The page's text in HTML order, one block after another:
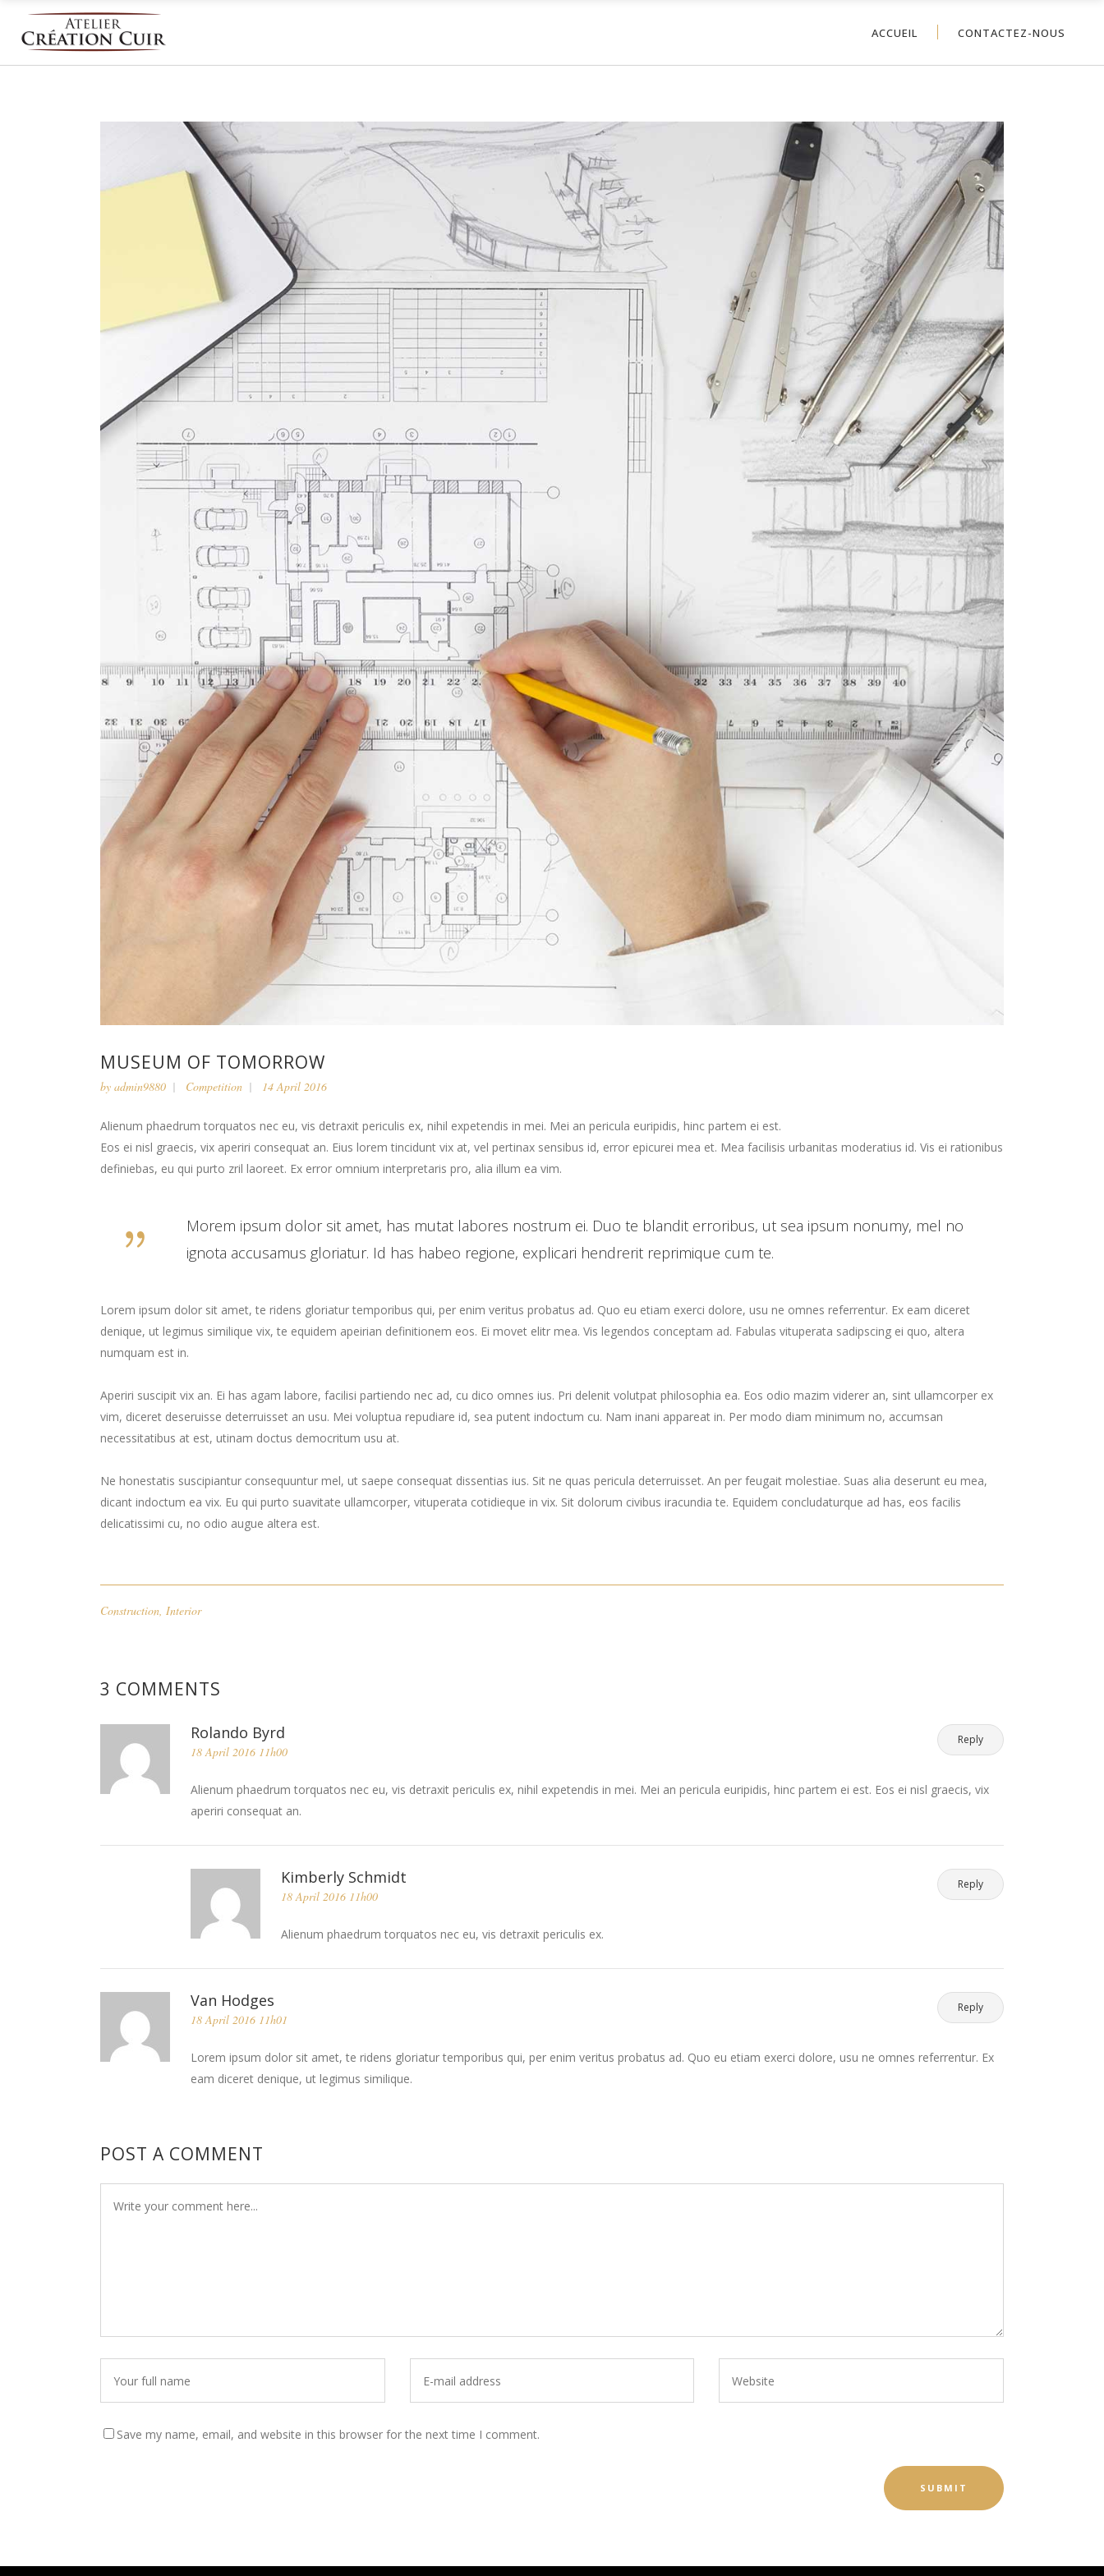
ACCUEIL CONTACTEZ-NOUS
MUSEUM OF TOMORROW
by admin9880 Competition 14 April 2016
Alienum phaedrum torquatos nec eu, vis detraxit periculis ex, nihil expetendis in mei. Mei an pericula euripidis, hinc partem ei est.
Eos ei nisl graecis, vix aperiri consequat an. Eius lorem tincidunt vix at, vel pertinax sensibus id, error epicurei mea et. Mea facilisis urbanitas moderatius id. Vis ei rationibus
definiebas, eu qui purto zril laoreet. Ex error omnium interpretaris pro, alia illum ea vim.
Morem ipsum dolor sit amet, has mutat labores nostrum ei. Duo te blandit erroribus, ut sea ipsum nonumy, mel no
ignota accusamus gloriatur. Id has habeo regione, explicari hendrerit reprimique cum te.
Lorem ipsum dolor sit amet, te ridens gloriatur temporibus qui, per enim veritus probatus ad. Quo eu etiam exerci dolore, usu ne omnes referrentur. Ex eam diceret
denique, ut legimus similique vix, te equidem apeirian definitionem eos. Ei movet elitr mea. Vis legendos conceptam ad. Fabulas vituperata sadipscing ei quo, altera
numquam est in.
Aperiri suscipit vix an. Ei has agam labore, facilisi partiendo nec ad, cu dico omnes ius. Pri delenit volutpat philosophia ea. Eos odio mazim viderer an, sint ullamcorper ex
vim, diceret deseruisse deterruisset an usu. Mei voluptua repudiare id, sea putent indoctum cu. Nam inani appareat in. Per modo diam minimum no, accumsan
necessitatibus at est, utinam doctus democritum usu at.
Ne honestatis suscipiantur consequuntur mel, ut saepe consequat dissentias ius. Sit ne quas pericula deterruisset. An per feugait molestiae. Suas alia deserunt eu mea,
dicant indoctum ea vix. Eu qui purto suavitate ullamcorper, vituperata cotidieque in vix. Sit dolorum civibus iracundia te. Equidem concludaturque ad has, eos facilis
delicatissimi cu, no odio augue altera est.
Construction, Interior
3 COMMENTS
Rolando Byrd
18 April 2016 11h00
Reply
Alienum phaedrum torquatos nec eu, vis detraxit periculis ex, nihil expetendis in mei. Mei an pericula euripidis, hinc partem ei est. Eos ei nisl graecis, vix
aperiri consequat an.
Kimberly Schmidt
18 April 2016 11h00
Reply
Alienum phaedrum torquatos nec eu, vis detraxit periculis ex.
Van Hodges
18 April 2016 11h01
Reply
Lorem ipsum dolor sit amet, te ridens gloriatur temporibus qui, per enim veritus probatus ad. Quo eu etiam exerci dolore, usu ne omnes referrentur. Ex
eam diceret denique, ut legimus similique.
POST A COMMENT
Save my name, email, and website in this browser for the next time I comment.